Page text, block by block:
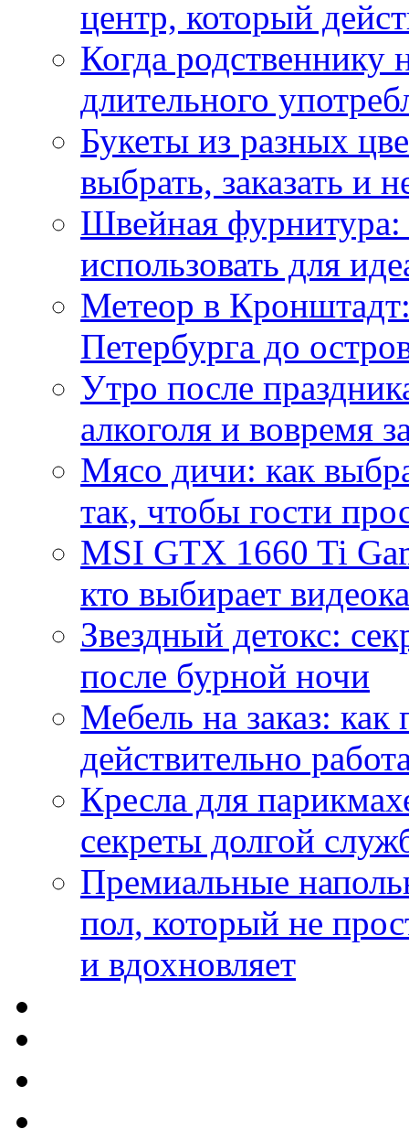
центр, который
Когда
длительного
Букеты из разных
выбрать, заказать и
Швейная фурнитура:
использовать для
Метеор в
Петербурга до
Утро после
алкоголя и вовремя
Мясо дичи: как
так, чтобы гости
MSI GTX 1660 Ti
кто выбирает
Звездный детокс:
после бурной ночи
Мебель на заказ:
действительно
Кресла для
секреты долгой
Премиальные
пол, который не
и вдохновляет